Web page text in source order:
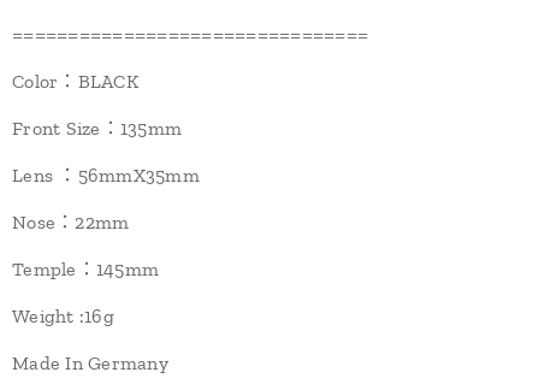
================================
Color：BLACK
Front Size：135mm
Lens ：56mmX35mm
Nose：22mm
Temple：145mm
Weight :16g
Made In Germany